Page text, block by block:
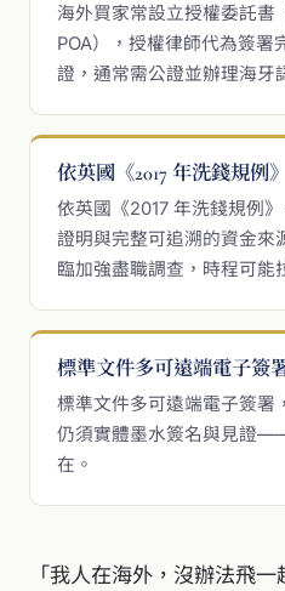
海外買家常設立授權委託
POA），授權律師代為簽署
證，通常需公證並辦理海牙
依英國《2017 年洗錢規例》
依英國《2017 年洗錢規例
證明與完整可追溯的資金來
臨加強盡職調查，時程可能
標準文件多可遠端電子簽
標準文件多可遠端電子簽署
仍須實體墨水簽名與見證
在。
「我人在海外，沒辦法飛